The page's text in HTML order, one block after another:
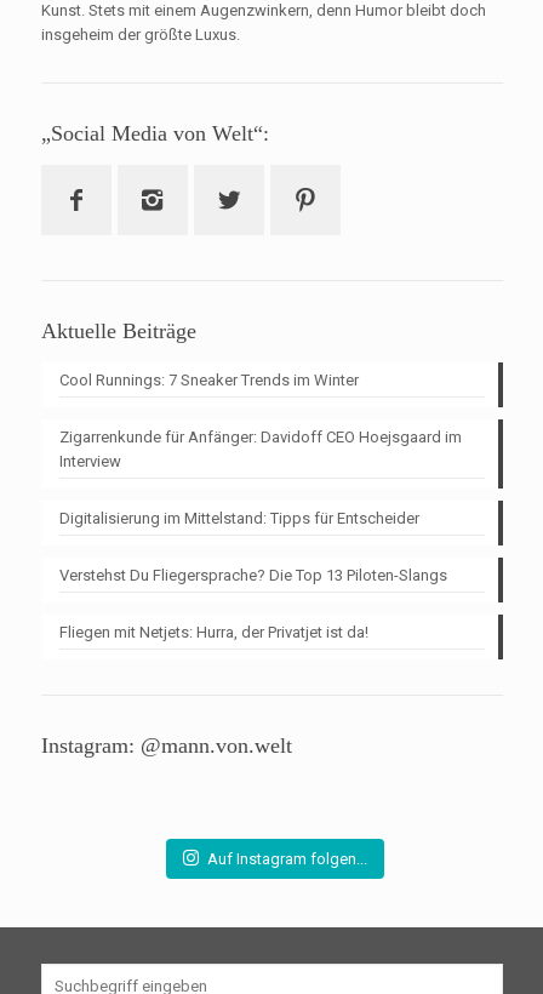
Kunst. Stets mit einem Augenzwinkern, denn Humor bleibt doch
insgeheim der größte Luxus.
„Social Media von Welt“:
Aktuelle Beiträge
Cool Runnings: 7 Sneaker Trends im Winter
Zigarrenkunde für Anfänger: Davidoff CEO Hoejsgaard im
Interview
Digitalisierung im Mittelstand: Tipps für Entscheider
Verstehst Du Fliegersprache? Die Top 13 Piloten-Slangs
Fliegen mit Netjets: Hurra, der Privatjet ist da!
Instagram: @mann.von.welt
Auf Instagram folgen...